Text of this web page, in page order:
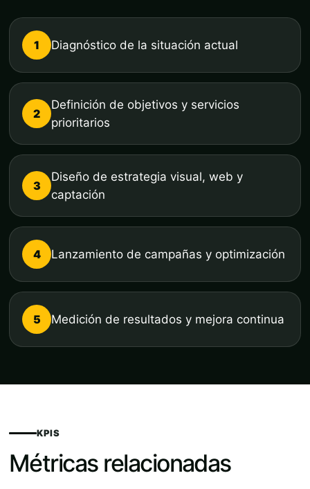
1 Diagnóstico de la situación actual
2
Definición de objetivos y servicios
prioritarios
3
Diseño de estrategia visual, web y
captación
4 Lanzamiento de campañas y optimización
5 Medición de resultados y mejora continua
KPIS
Métricas relacionadas